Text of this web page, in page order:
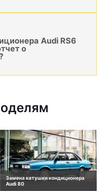
Audi RS6
о
Замена катушки кондиционера
Audi 80